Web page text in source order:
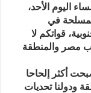
اليوم الأحد،
في
قواتكم لا
مصر والمنطقة
أكثر إلحاحا
ودولنا تحديات